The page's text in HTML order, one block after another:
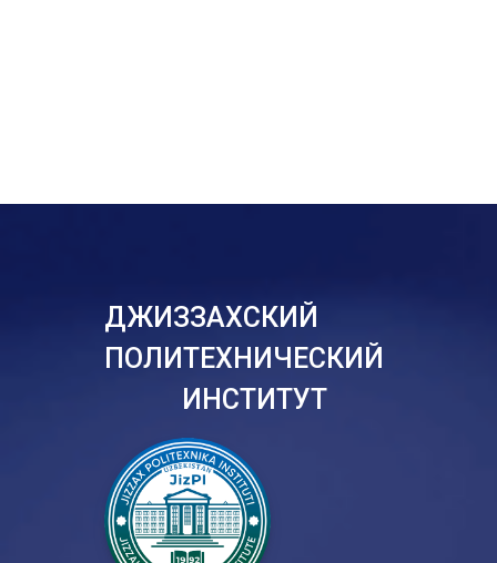
ДЖИЗЗАХСКИЙ
ПОЛИТЕХНИЧЕСКИЙ
ИНСТИТУТ